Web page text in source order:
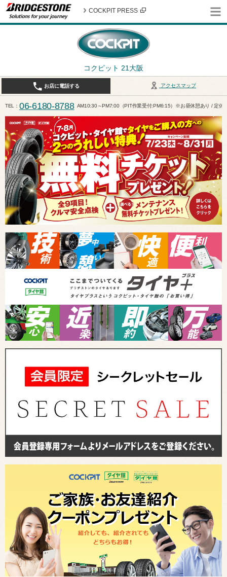
コクピット 21大阪
COCKPIT PRESS
アクセスマップ
お店に電話する
TEL 06-6180-8788 AM10:30～PM7:00（PIT作業受付:PM6:15）※お昼休憩あり / 定休